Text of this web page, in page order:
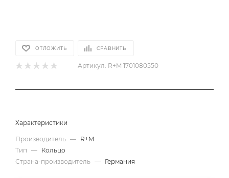
ОТЛОЖИТЬ СРАВНИТЬ
Артикул: R+M 1701080550
Характеристики
Производитель — R+M
Тип — Кольцо
Страна-производитель — Германия